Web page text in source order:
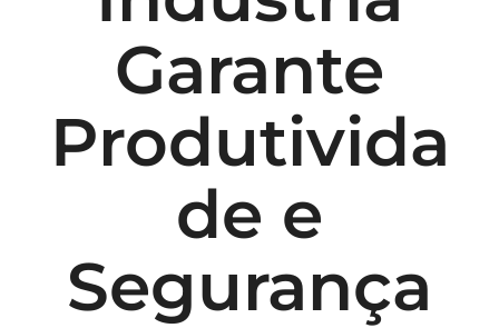
Garante
Produtivida
de e
Segurança